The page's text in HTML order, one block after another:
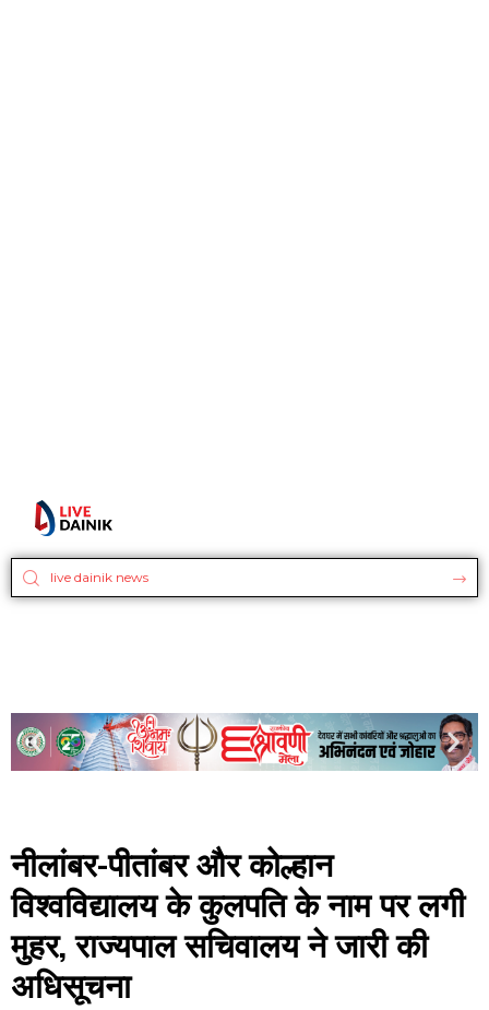
नीलांबर-पीतांबर और कोल्हान
विश्वविद्यालय के कुलपति के नाम पर लगी
मुहर, राज्यपाल सचिवालय ने जारी की
अधिसूचना